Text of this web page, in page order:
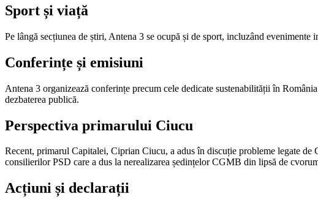
Sport și viață
Pe lângă secțiunea de știri, Antena 3 se ocupă și de sport, incluzând
Conferințe și emisiuni
Antena 3 organizează conferințe precum cele dedicate sustenabilității în
dezbaterea publică.
Perspectiva primarului Ciucu
Recent, primarul Capitalei, Ciprian Ciucu, a adus în discuție probleme legate
consilierilor PSD care a dus la nerealizarea ședințelor CGMB din lipsă de
Acțiuni și declarații